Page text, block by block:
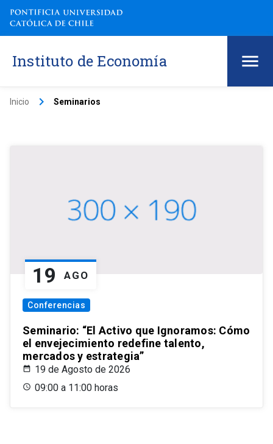
Instituto de Economía
Inicio keyboard_arrow_right Seminarios
19 AGO
Conferencias
Seminario: “El Activo que Ignoramos: Cómo
el envejecimiento redefine talento,
mercados y estrategia”
19 de Agosto de 2026
09:00 a 11:00 horas